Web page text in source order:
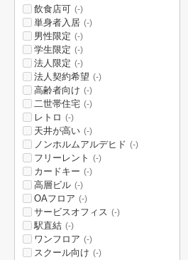
飲食店可 (-)
単身者入居 (-)
男性限定 (-)
学生限定 (-)
法人限定 (-)
法人契約希望 (-)
高齢者向け (-)
二世帯住宅 (-)
レトロ (-)
天井が高い (-)
ノンホルムアルデヒド (-)
フリーレント (-)
カードキー (-)
高層ビル (-)
OAフロア (-)
サービスオフィス (-)
駅直結 (-)
ワンフロア (-)
スクール向け (-)